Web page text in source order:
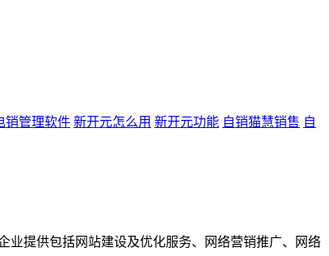
销管理软件 新开元怎么用 新开元功能 自销猫慧销售 自
业提供包括网站建设及优化服务、网络营销推广、网络